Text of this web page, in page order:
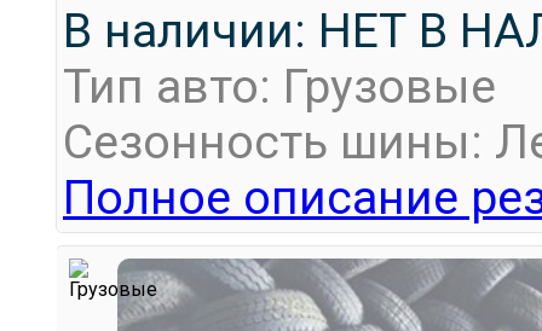
В наличии: НЕТ В
Тип авто: Грузовые
Сезонность шины:
Полное описание